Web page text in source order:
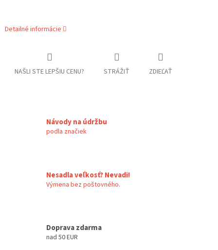
Detailné informácie
NAŠLI STE LEPŠIU CENU? STRÁŽIŤ ZDIEĽAŤ
Návody na údržbu
podla značiek
Nesadla veľkosť? Nevadi!
Výmena bez poštovného.
Doprava zdarma
nad 50 EUR